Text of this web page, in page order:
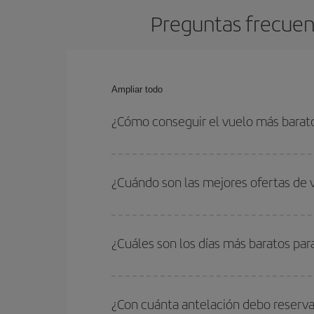
Preguntas
Ampliar todo
¿Cómo conseguir el vuelo más
fechas y horarios de ida y vuelta.
¿Cuándo son las mejores ofertas
periodos de vacaciones escolares son
precios encontrarás.
¿Cuáles son los días más baratos
quieres ir y en qué fechas habías pensado
¿Con cuánta antelación debo